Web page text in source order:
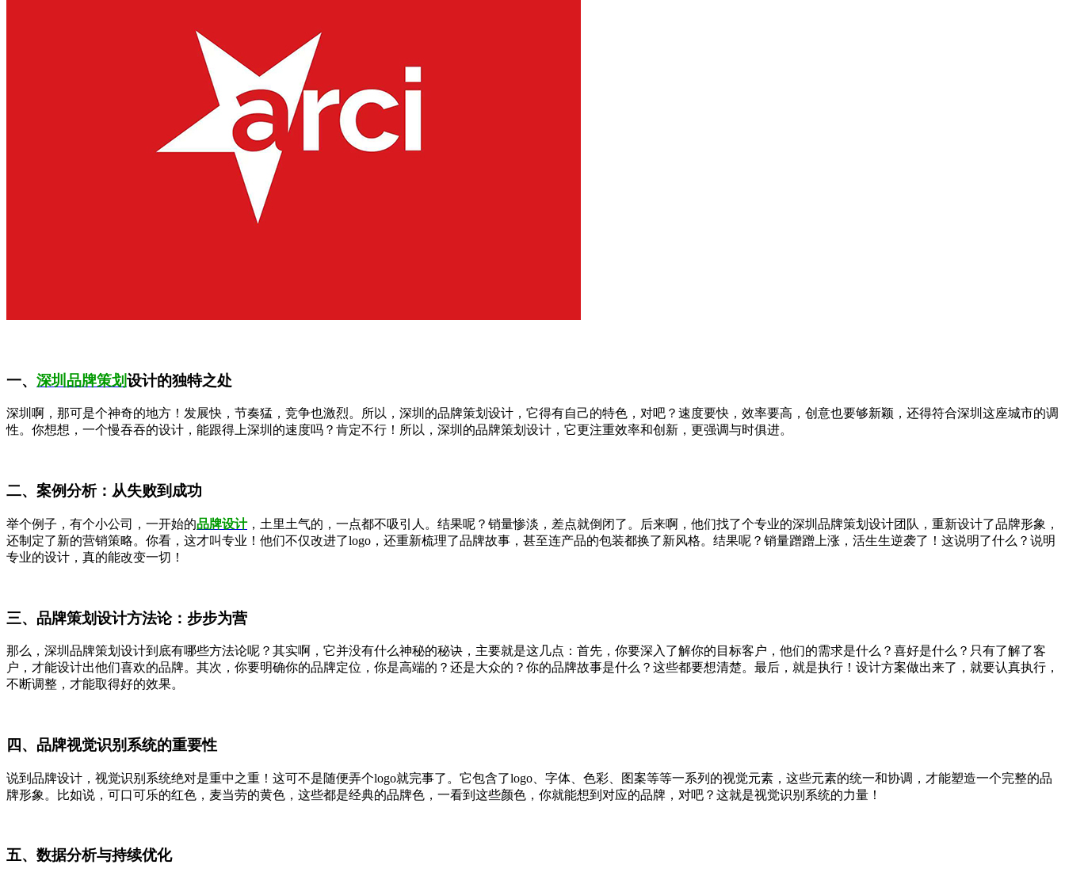
一、 深圳品牌策划设计的独特之处
深圳啊，那可是个神奇的地方！发展快，节奏猛，竞争也激烈。所以，深圳的品牌策划设计，它得有自己的特色，对吧？速度要快，效率要高，创意也要够新颖，还得符合深圳这座城市的调
性。你想想，一个慢吞吞的设计，能跟得上深圳的速度吗？肯定不行！所以，深圳的品牌策划设计，它更注重效率和创新，更强调与时俱进。
二、案例分析：从失败到成功
举个例子，有个小公司，一开始的品牌设计，土里土气的，一点都不吸引人。结果呢？销量惨淡，差点就倒闭了。后来啊，他们找了个专业的深圳品牌策划设计团队，重新设计了品牌形象，
还制定了新的营销策略。你看，这才叫专业！他们不仅改进了logo，还重新梳理了品牌故事，甚至连产品的包装都换了新风格。结果呢？销量蹭蹭上涨，活生生逆袭了！这说明了什么？说明
专业的设计，真的能改变一切！
三、品牌策划设计方法论：步步为营
那么，深圳品牌策划设计到底有哪些方法论呢？其实啊，它并没有什么神秘的秘诀，主要就是这几点：首先，你要深入了解你的目标客户，他们的需求是什么？喜好是什么？只有了解了客
户，才能设计出他们喜欢的品牌。其次，你要明确你的品牌定位，你是高端的？还是大众的？你的品牌故事是什么？这些都要想清楚。最后，就是执行！设计方案做出来了，就要认真执行，
不断调整，才能取得好的效果。
四、品牌视觉识别系统的重要性
说到品牌设计，视觉识别系统绝对是重中之重！这可不是随便弄个logo就完事了。它包含了logo、字体、色彩、图案等等一系列的视觉元素，这些元素的统一和协调，才能塑造一个完整的品
牌形象。比如说，可口可乐的红色，麦当劳的黄色，这些都是经典的品牌色，一看到这些颜色，你就能想到对应的品牌，对吧？这就是视觉识别系统的力量！
五、数据分析与持续优化